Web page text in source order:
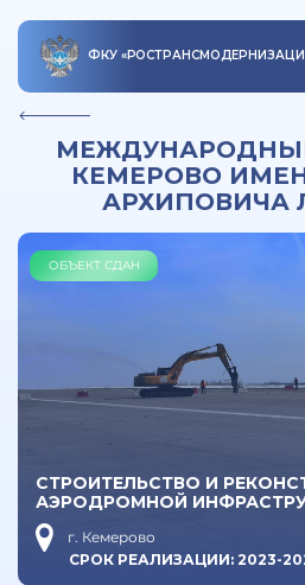
ФКУ «
КЕМЕРОВО
АРХИПОВИЧА
ОБЪЕКТ СДАН
СТРОИТЕЛЬСТВО И
АЭРОДРОМНОЙ
г. Кемерово
СРОК РЕАЛИЗАЦИИ: 2023-